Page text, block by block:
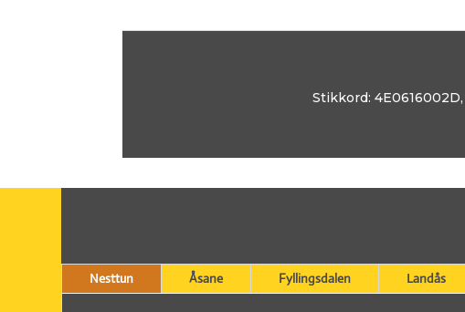
Stikkord: 4E0616002D,
Nesttun Åsane Fyllingsdalen Landås